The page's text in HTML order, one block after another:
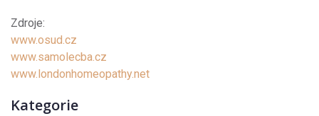
Zdroje:
www.osud.cz
www.samolecba.cz
www.londonhomeopathy.net
Kategorie